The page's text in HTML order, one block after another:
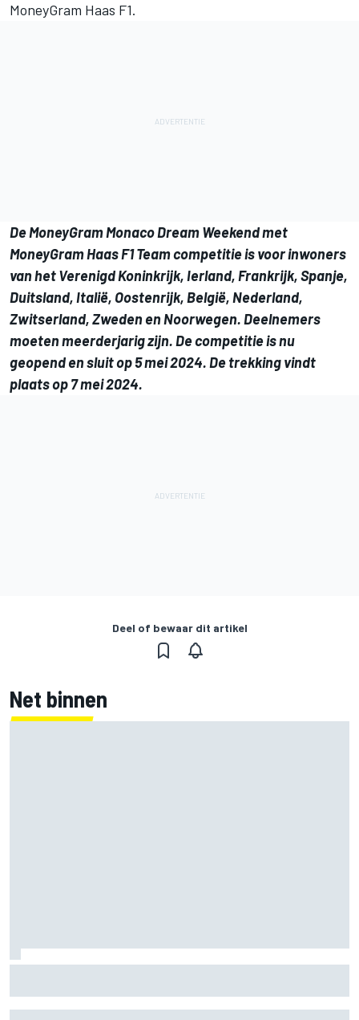
MoneyGram Haas F1.
De MoneyGram Monaco Dream Weekend met
MoneyGram Haas F1 Team competitie is voor inwoners
van het Verenigd Koninkrijk, Ierland, Frankrijk, Spanje,
Duitsland, Italië, Oostenrijk, België, Nederland,
Zwitserland, Zweden en Noorwegen. Deelnemers
moeten meerderjarig zijn. De competitie is nu
geopend en sluit op 5 mei 2024. De trekking vindt
plaats op 7 mei 2024.
Deel of bewaar dit artikel
Net binnen